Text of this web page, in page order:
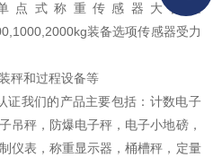
式称重传感器大容量
装备选项传感器受力
秤和过程设备等
我们的产品主要包括：计数电子
吊秤，防爆电子秤，电子小地磅，
仪表，称重显示器，桶槽秤，定量